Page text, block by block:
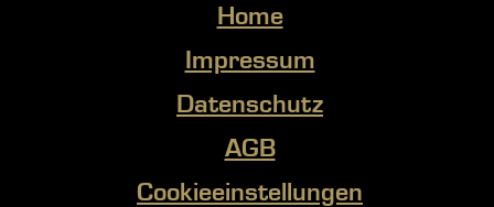
Home
Impressum
Datenschutz
AGB
Cookieeinstellungen